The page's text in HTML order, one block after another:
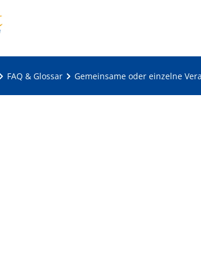
FAQ & Glossar Gemeinsame oder einzelne